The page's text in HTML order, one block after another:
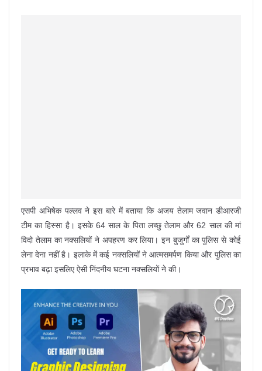
एसपी अभिषेक पल्लव ने इस बारे में बताया कि अजय तेलाम जवान डीआरजी
टीम का हिस्सा है। इसके 64 साल के पिता लच्छु तेलाम और 62 साल की मां
विदो तेलाम का नक्सलियों ने अपहरण कर लिया। इन बुजुर्गों का पुलिस से कोई
लेना देना नहीं है। इलाके में कई नक्सलियों ने आत्मसमर्पण किया और पुलिस का
प्रभाव बढ़ा इसलिए ऐसी निंदनीय घटना नक्सलियों ने की।